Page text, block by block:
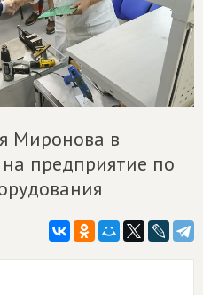
Миронова в
предприятие по